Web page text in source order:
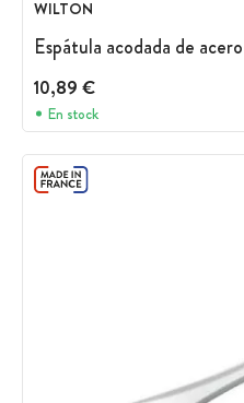
WILTON
Espátula acodada de
10,89 €
En stock